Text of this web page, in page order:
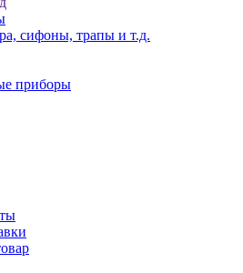
сифоны, трапы и т.д.
приборы